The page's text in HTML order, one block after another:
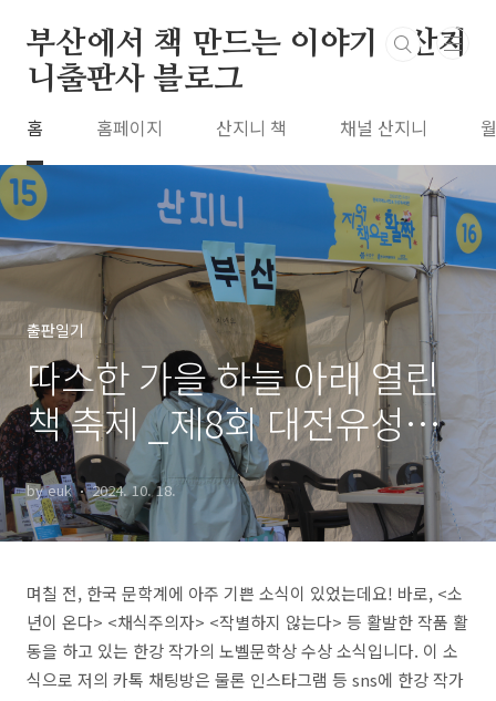
부산에서 책 만드는 이야기 : 산지
니출판사 블로그
홈 홈페이지 산지니 책 채널 산지니
출판일기
따스한 가을 하늘 아래 열린
책 축제 _제8회 대전유성구
한국지역도서전에 다녀왔습
니다.
by euk 2024. 10. 18.
며칠 전, 한국 문학계에 아주 기쁜 소식이 있었는데요! 바로, <소
년이 온다> <채식주의자> <작별하지 않는다> 등 활발한 작품 활
동을 하고 있는 한강 작가의 노벨문학상 수상 소식입니다. 이 소
식으로 저의 카톡 채팅방은 물론 인스타그램 등 sns에 한강 작가